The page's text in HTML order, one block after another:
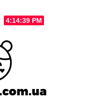
4:14:41 PM